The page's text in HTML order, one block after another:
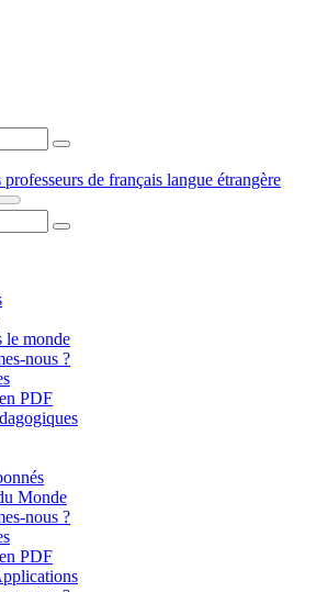
de français langue étrangère
le monde
nous ?
PDF
Monde
nous ?
PDF